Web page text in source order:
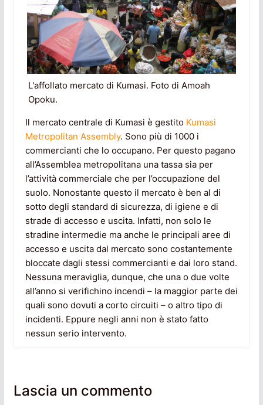
L'affollato mercato di Kumasi. Foto di Amoah
Opoku.
Il mercato centrale di Kumasi è gestito Kumasi
Metropolitan Assembly. Sono più di 1000 i
commercianti che lo occupano. Per questo pagano
all’Assemblea metropolitana una tassa sia per
l’attività commerciale che per l’occupazione del
suolo. Nonostante questo il mercato è ben al di
sotto degli standard di sicurezza, di igiene e di
strade di accesso e uscita. Infatti, non solo le
stradine intermedie ma anche le principali aree di
accesso e uscita dal mercato sono costantemente
bloccate dagli stessi commercianti e dai loro stand.
Nessuna meraviglia, dunque, che una o due volte
all’anno si verifichino incendi – la maggior parte dei
quali sono dovuti a corto circuiti – o altro tipo di
incidenti. Eppure negli anni non è stato fatto
nessun serio intervento.
Lascia un commento